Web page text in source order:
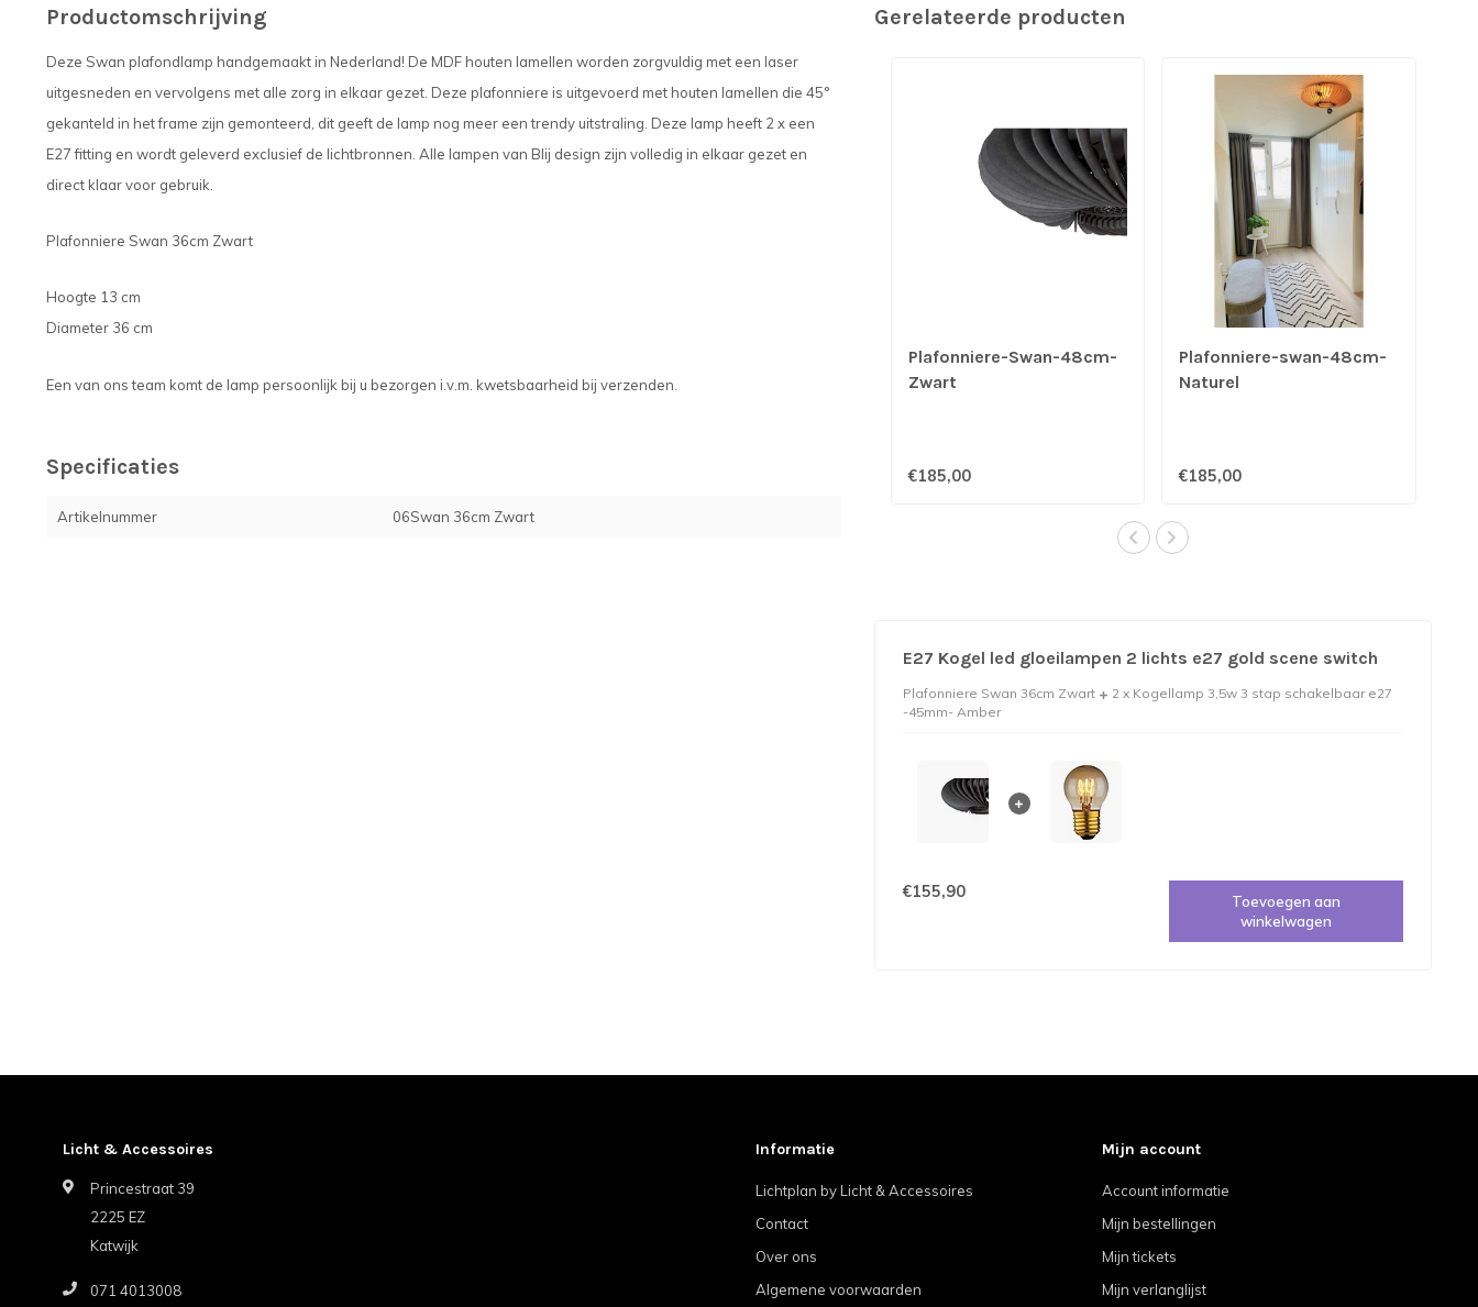
Productomschrijving
Deze Swan plafondlamp handgemaakt in Nederland! De MDF houten lamellen worden zorgvuldig met een laser
uitgesneden en vervolgens met alle zorg in elkaar gezet. Deze plafonniere is uitgevoerd met houten lamellen die 45°
gekanteld in het frame zijn gemonteerd, dit geeft de lamp nog meer een trendy uitstraling. Deze lamp heeft 2 x een
E27 fitting en wordt geleverd exclusief de lichtbronnen. Alle lampen van Blij design zijn volledig in elkaar gezet en
direct klaar voor gebruik.
Plafonniere Swan 36cm Zwart
Hoogte 13 cm
Diameter 36 cm
Een van ons team komt de lamp persoonlijk bij u bezorgen i.v.m. kwetsbaarheid bij verzenden.
Specificaties
Artikelnummer 06Swan 36cm Zwart
Gerelateerde producten
Plafonniere-Swan-48cm-
Zwart
€185,00
Plafonniere-swan-48cm-
Naturel
€185,00
E27 Kogel led gloeilampen 2 lichts e27 gold scene switch
Plafonniere Swan 36cm Zwart
2 x Kogellamp 3,5w 3 stap schakelbaar e27
-45mm- Amber
€155,90
Toevoegen aan
winkelwagen
Licht & Accessoires
Princestraat 39
2225 EZ
Katwijk
071 4013008
Informatie
Lichtplan by Licht & Accessoires
Contact
Over ons
Algemene voorwaarden
Mijn account
Account informatie
Mijn bestellingen
Mijn tickets
Mijn verlanglijst